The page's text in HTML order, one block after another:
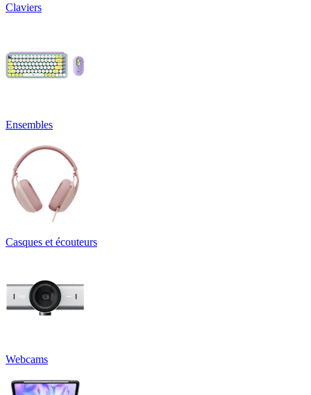
Claviers
Ensembles
Casques et écouteurs
Webcams